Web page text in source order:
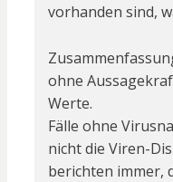
vorhanden sind,
ohne
Werte.
Fälle ohne
nicht die Viren-
berichten immer,